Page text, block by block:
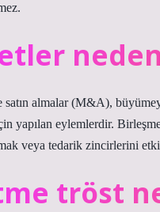
satın almalar (M&A),
yapılan eylemlerdir.
veya tedarik zincirlerini
tröst